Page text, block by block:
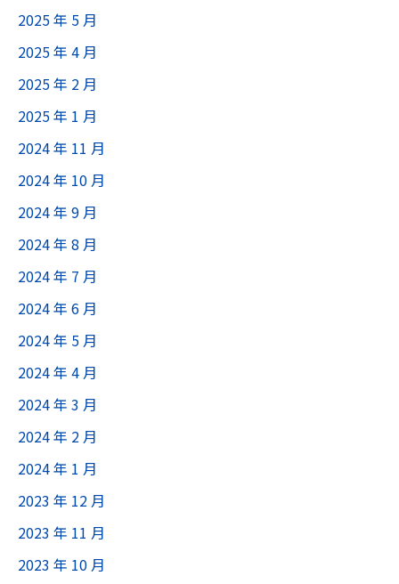
嗎？
2025 年 5 月
2025 年 4 月
2025 年 2 月
2025 年 1 月
2024 年 11 月
2024 年 10 月
2024 年 9 月
2024 年 8 月
2024 年 7 月
2024 年 6 月
2024 年 5 月
2024 年 4 月
2024 年 3 月
2024 年 2 月
2024 年 1 月
2023 年 12 月
2023 年 11 月
2023 年 10 月